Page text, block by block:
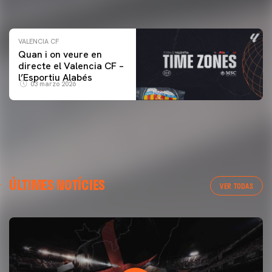
VALENCIA CF
Quan i on veure en
directe el Valencia CF –
l’Esportiu Alabés
03 marzo 2026
ÚLTIMES NOTÍCIES VER TODAS